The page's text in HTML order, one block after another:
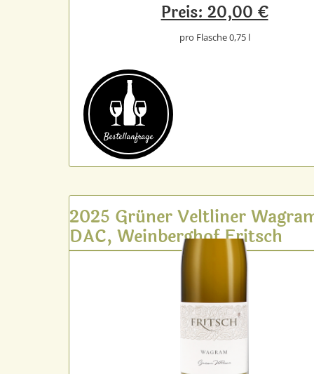
Preis: 20,00 €
pro Flasche 0,75 l
Bestell­anfrage
2025 Grüner Veltliner
DAC, Weinberghof Fritsch